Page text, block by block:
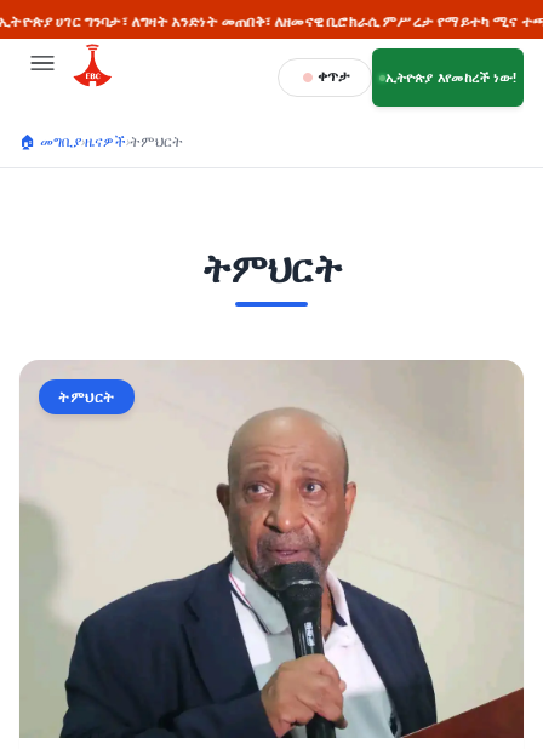
ለግዛት አንድነት መጠበቅ፣ ለዘመናዊ ቢሮክራሲ ምሥረታ የማይተካ ሚና ተጫውቷል -
ቀጥታ ኢትዮጵያ እየመከረች ነው!
🏠 መግቢያ›ዜናዎች›ትምህርት
ትምህርት
ትምህርት